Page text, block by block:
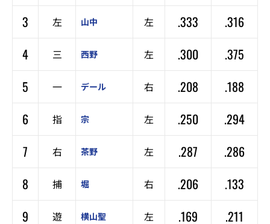
3
左 山中 左 .333
.316
4
三 西野 左 .300
.375
5
一 デール 右 .208
.188
6
指 宗 左 .250
.294
7
右 茶野 左 .287
.286
8
捕 堀 右 .206
.133
9
遊 横山聖 左 .169 .211